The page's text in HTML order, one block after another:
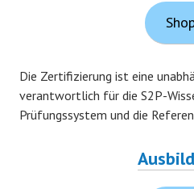
Die Zertifizierung ist eine
verantwortlich für die S2P-
Prüfungssystem und die